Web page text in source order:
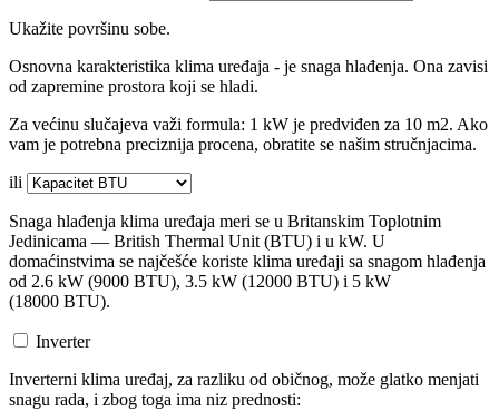
Ukažite površinu sobe.
Osnovna karakteristika klima uređaja - je snaga hlađenja. Ona zavisi
od zapremine prostora koji se hladi.
Za većinu slučajeva važi formula: 1 kW je predviđen za 10 m2. Ako
vam je potrebna preciznija procena, obratite se našim stručnjacima.
ili
Snaga hlađenja klima uređaja meri se u Britanskim Toplotnim
Jedinicama — British Thermal Unit (BTU) i u kW. U
domaćinstvima se najčešće koriste klima uređaji sa snagom hlađenja
od 2.6 kW (9000 BTU), 3.5 kW (12000 BTU) i 5 kW
(18000 BTU).
Inverter
Inverterni klima uređaj, za razliku od običnog, može glatko menjati
snagu rada, i zbog toga ima niz prednosti: